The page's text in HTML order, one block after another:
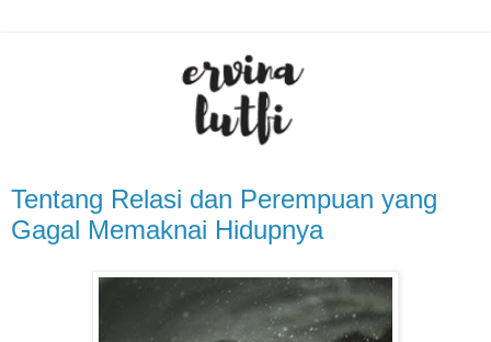
Tentang Relasi dan Perempuan yang
Gagal Memaknai Hidupnya